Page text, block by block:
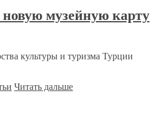
музейную карту
культуры и туризма Турции
Читать дальше